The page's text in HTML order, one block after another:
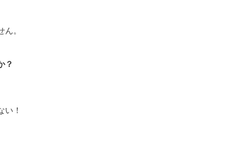
。
？
い！